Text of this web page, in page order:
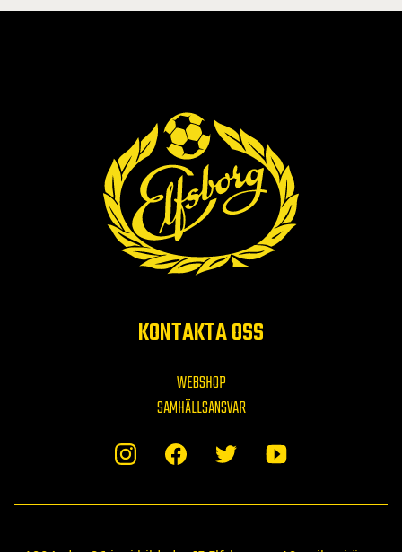
KONTAKTA OSS
WEBSHOP
SAMHÄLLSANSVAR